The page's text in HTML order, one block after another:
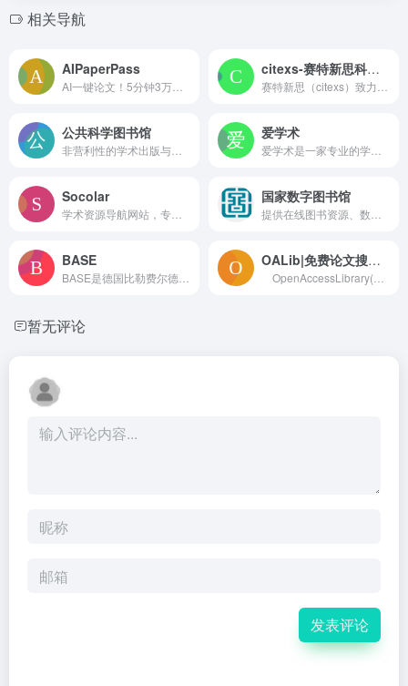
相关导航
AIPaperPass citexs-赛特新思科研助手
公共科学图书馆 爱学术
Socolar 国家数字图书馆
BASE OALib|免费论文搜索引擎
暂无评论
发表评论